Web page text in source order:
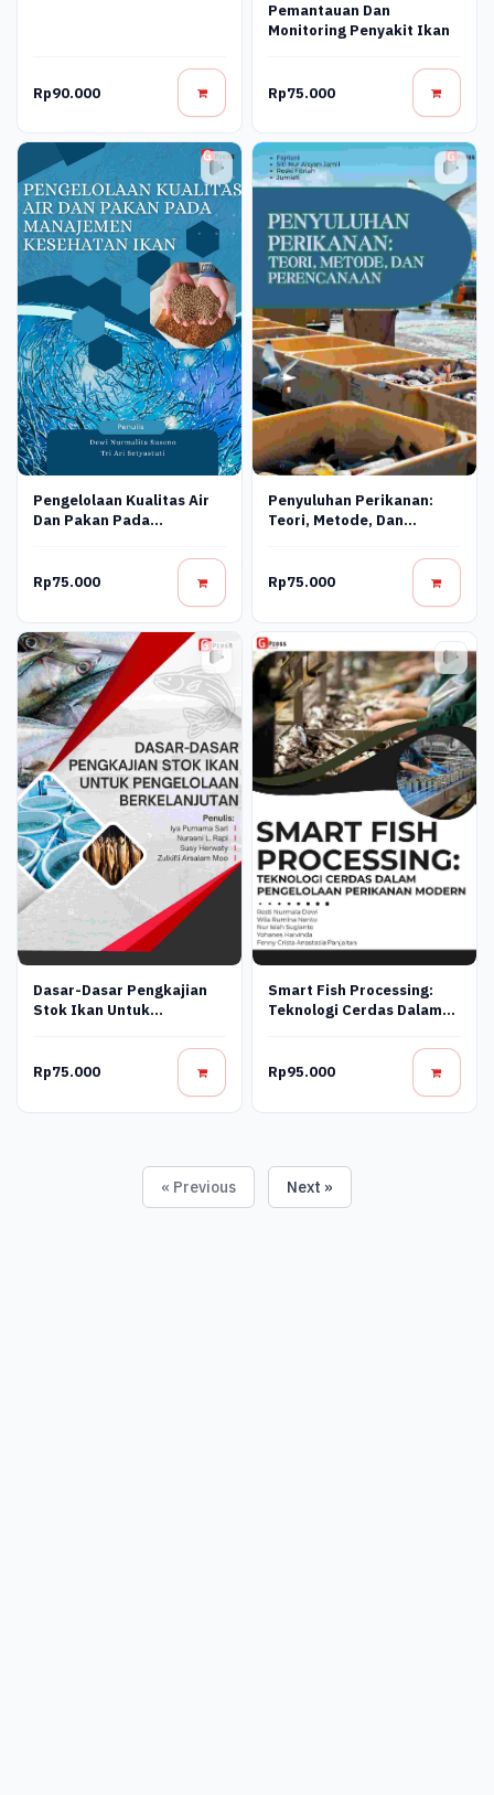
Rp90.000
Pemantauan Dan
Monitoring Penyakit Ikan
Rp75.000
Pengelolaan Kualitas Air
Dan Pakan Pada
Rp75.000
Penyuluhan Perikanan:
Teori, Metode, Dan
Rp75.000
Dasar-Dasar Pengkajian
Stok Ikan Untuk
Rp75.000
Smart Fish Processing:
Teknologi Cerdas Dalam
Rp95.000
« Previous Next »